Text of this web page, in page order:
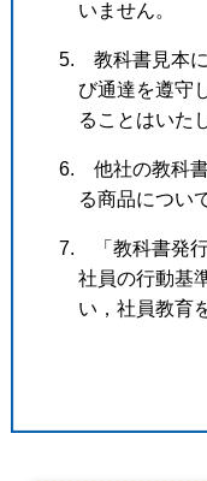
いません。
5. 教科書見本に
び通達を遵守
ることはいた
6. 他社の教科書
る商品につい
7. 「教科書発
社員の行動基
い，社員教育